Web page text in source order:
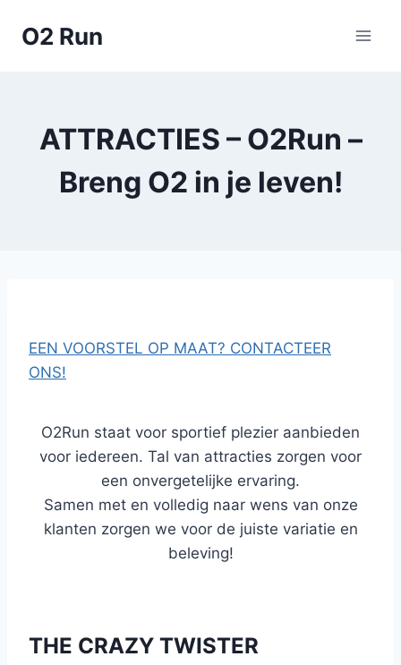
O2 Run
ATTRACTIES – O2Run –
Breng O2 in je leven!
EEN VOORSTEL OP MAAT? CONTACTEER
ONS!
O2Run staat voor sportief plezier aanbieden
voor iedereen. Tal van attracties zorgen voor
een onvergetelijke ervaring.
Samen met en volledig naar wens van onze
klanten zorgen we voor de juiste variatie en
beleving!
THE CRAZY TWISTER